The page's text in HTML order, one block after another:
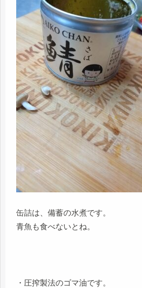
缶詰は、備蓄の水煮です。
青魚も食べないとね。
・圧搾製法のゴマ油です。